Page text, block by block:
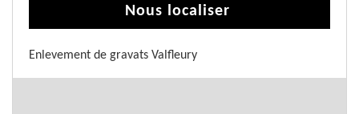
Nous localiser
Enlevement de gravats Valfleury